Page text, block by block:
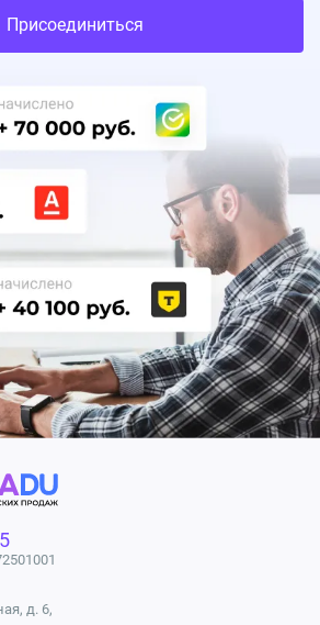
Присоединиться
д. 6,